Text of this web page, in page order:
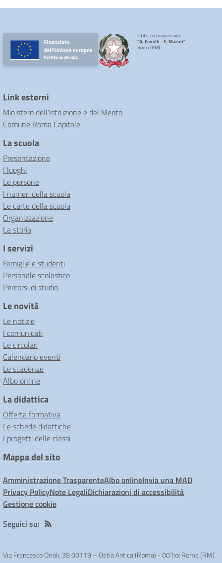
Istituto Comprensivo
"A. Fanelli - F. Marini"
Roma (RM)
Link esterni
Ministero dell'Istruzione e del Merito
Comune Roma Capitale
La scuola
Presentazione
I luoghi
Le persone
I numeri della scuola
Le carte della scuola
Organizzazione
La storia
I servizi
Famiglie e studenti
Personale scolastico
Percorsi di studio
Le novità
Le notizie
I comunicati
Le circolari
Calendario eventi
Le scadenze
Albo online
La didattica
Offerta formativa
Le schede didattiche
I progetti delle classi
Mappa del sito
Amministrazione TrasparenteAlbo onlineInvia una MAD
Privacy PolicyNote LegaliDichiarazioni di accessibilità
Gestione cookie
Seguici su:
Via Francesco Orioli, 38 00119 – Ostia Antica (Roma) -001xx Roma (RM)